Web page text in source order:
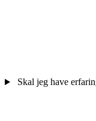
Skal jeg have